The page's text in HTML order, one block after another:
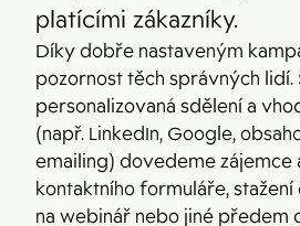
platícími zákazníky.
Díky dobře nastaveným
pozornost těch správných lidí.
personalizovaná sdělení a
(např. LinkedIn, Google,
emailing) dovedeme zájemce
kontaktního formuláře,
na webinář nebo jiné předem